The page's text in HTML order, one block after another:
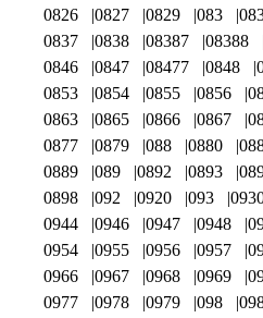
0826
0827 0829 083
0837
0838 08387 08388
0846
0847 08477 0848
0853
0854 0855 0856
0863
0865 0866 0867
0877
0879 088 0880
0889
089 0892 0893
0898
092 0920 093
0944
0946 0947 0948
0954
0955 0956 0957
0966
0967 0968 0969
0977
0978 0979 098